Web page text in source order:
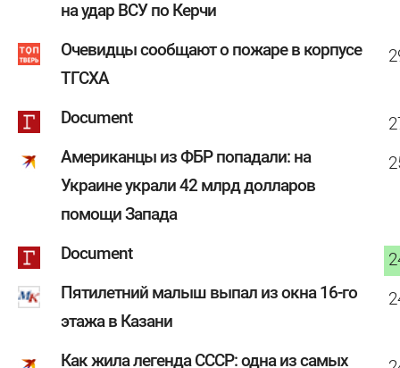
на удар ВСУ по Керчи
Очевидцы сообщают о пожаре в корпусе
ТГСХА
Document
Американцы из ФБР попадали: на
Украине украли 42 млрд долларов
помощи Запада
Document
Пятилетний малыш выпал из окна 16-го
этажа в Казани
Как жила легенда СССР: одна из самых